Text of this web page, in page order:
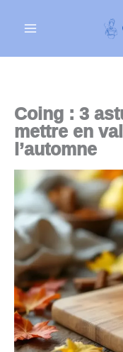
Coing : 3
mettre en
l’automne